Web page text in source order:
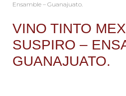
Ensamble – Guanajuato.
VINO TINTO
SUSPIRO –
GUANAJUATO.